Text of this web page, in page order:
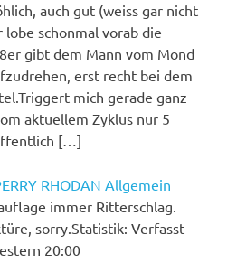
auch gut (weiss gar nicht
schonmal vorab die
gibt dem Mann vom Mond
erst recht bei dem
mich gerade ganz
aktuellem Zyklus nur 5
[…]
RHODAN Allgemein
immer Ritterschlag.
sorry.Statistik: Verfasst
20:00